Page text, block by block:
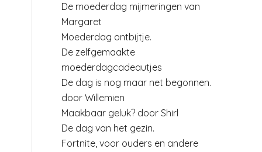
De moederdag mijmeringen van
Margaret
Moederdag ontbijtje.
De zelfgemaakte
moederdagcadeautjes
De dag is nog maar net begonnen.
door Willemien
Maakbaar geluk? door Shirl
De dag van het gezin.
Fortnite, voor ouders en andere